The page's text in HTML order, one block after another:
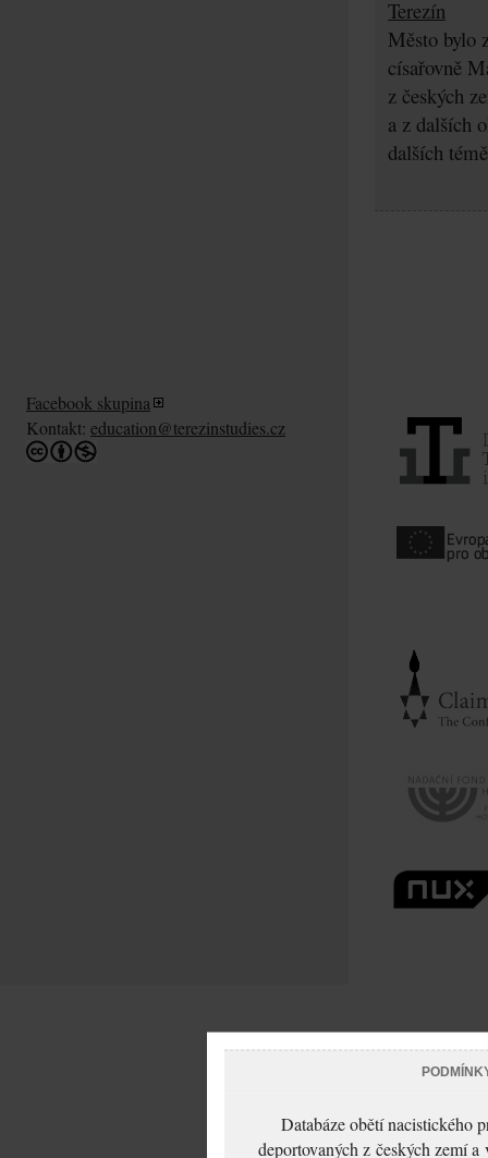
Terezín
Město bylo
císařovně
z českých
a z dalších
dalších
Facebook skupina
Kontakt: education@terezinstudies.cz
Databáze obětí nacistického
deportovaných z českých zemí